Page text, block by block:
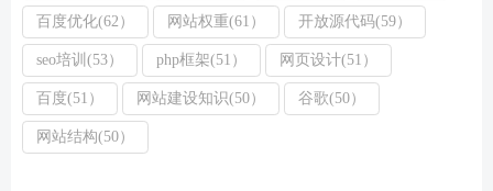
百度优化(62） 网站权重(61） 开放源代码(59）
seo培训(53） php框架(51） 网页设计(51）
百度(51） 网站建设知识(50） 谷歌(50）
网站结构(50）